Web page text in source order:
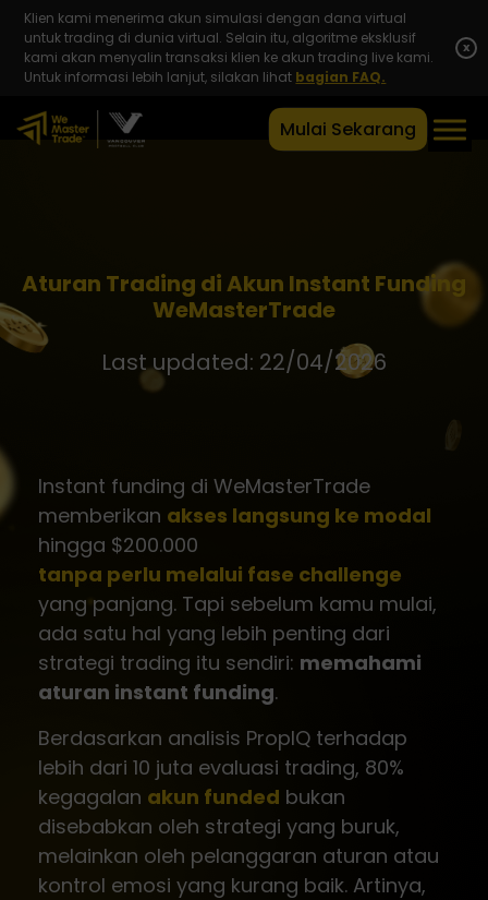
Klien kami menerima akun simulasi dengan dana virtual
untuk trading di dunia virtual. Selain itu, algoritme eksklusif
kami akan menyalin transaksi klien ke akun trading live kami.
Untuk informasi lebih lanjut, silakan lihat bagian FAQ.
x
Mulai Sekarang
Aturan Trading di Akun Instant Funding
WeMasterTrade
Last updated: 22/04/2026
Instant funding di WeMasterTrade
memberikan akses langsung ke modal
hingga $200.000
tanpa perlu melalui fase challenge
yang panjang. Tapi sebelum kamu mulai,
ada satu hal yang lebih penting dari
strategi trading itu sendiri: memahami
aturan instant funding.
Berdasarkan analisis PropIQ terhadap
lebih dari 10 juta evaluasi trading, 80%
kegagalan akun funded bukan
disebabkan oleh strategi yang buruk,
melainkan oleh pelanggaran aturan atau
kontrol emosi yang kurang baik. Artinya,